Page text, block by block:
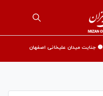
🟡 جنایت میدان علیخانی اصفهان